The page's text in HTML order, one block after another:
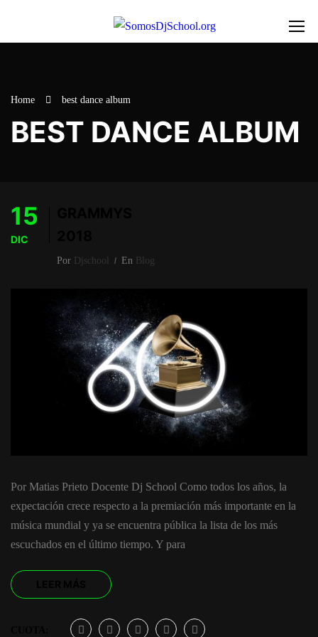
Home best dance album
BEST DANCE ALBUM
15
DIC
Por Djschool En Blog
Por Matias Prieto Docente Dj School Como todos los años, la
expectación crece respecto a la premiación más importante en la
música mundial y ya se encuentra pública la lista de los más
escuchados en el último tiempo. Y para